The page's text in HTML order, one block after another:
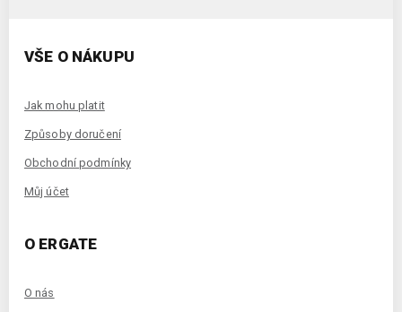
VŠE O NÁKUPU
Jak mohu platit
Způsoby doručení
Obchodní podmínky
Můj účet
O ERGATE
O nás